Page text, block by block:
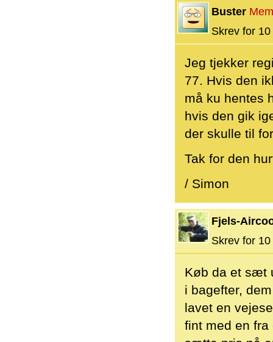
Buster
Skrev for
Jeg tjekker
77. Hvis den
må ku hentes
hvis den gik
der skulle til
Tak for den
/ Simon
Fjels-
Skrev for
Køb da et sæt
i bagefter,
lavet en
fint med en